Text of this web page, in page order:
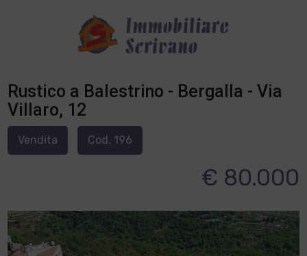
Rustico a Balestrino - Bergalla - Via
Villaro, 12
Vendita Cod. 196
€ 80.000